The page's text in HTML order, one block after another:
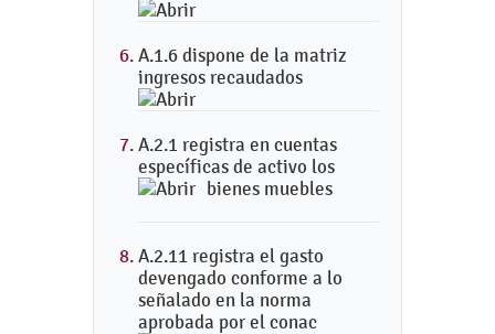
A.1.6 dispone de la matriz
ingresos recaudados
A.2.1 registra en cuentas
específicas de activo los
bienes muebles
A.2.11 registra el gasto
devengado conforme a lo
señalado en la norma
aprobada por el conac